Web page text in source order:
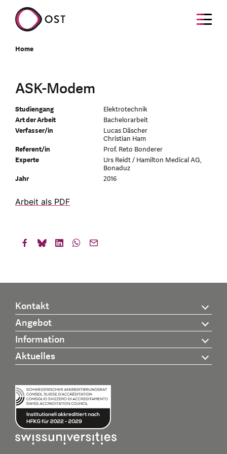
Home
ASK-Modem
Studiengang
Elektrotechnik
Art der Arbeit
Bachelorarbeit
Verfasser/in
Lucas Däscher
Christian Ham
Referent/in
Prof. Reto Bonderer
Experte
Urs Reidt / Hamilton Medical AG,
Bonaduz
Jahr
2016
Arbeit als PDF
Kontakt
Angebot
Information
Aktuelles